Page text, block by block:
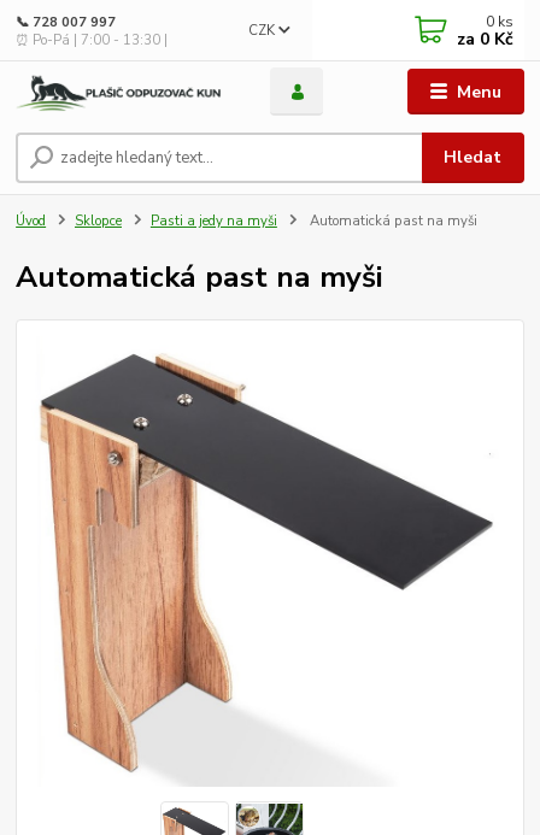
Menu
CZK
Hledat
📞 728 007 997
⏰ Po-Pá | 7:00 - 13:30 |
0 ks
za 0 Kč
Úvod Sklopce Pasti a jedy na myši Automatická past na myši
Automatická past na myši